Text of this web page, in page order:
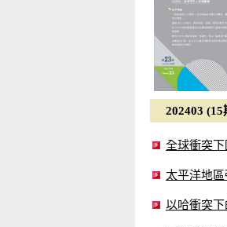
202403
全球衝突
太平洋地
以哈衝突